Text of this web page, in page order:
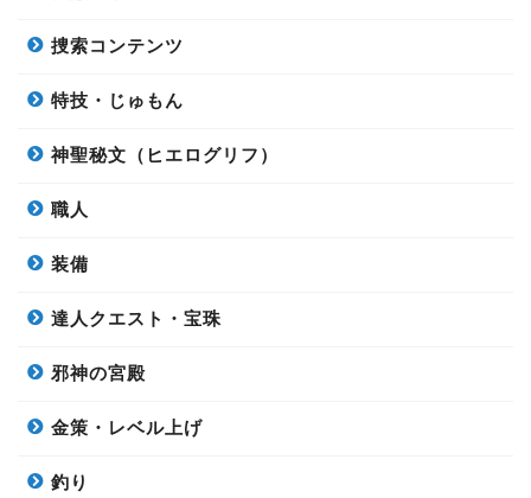
捜索コンテンツ
特技・じゅもん
神聖秘文（ヒエログリフ）
職人
装備
達人クエスト・宝珠
邪神の宮殿
金策・レベル上げ
釣り